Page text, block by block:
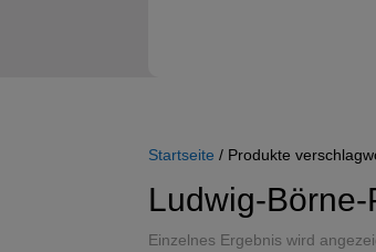
Startseite / Produkte
Ludwig-
Einzelnes Ergebnis wird